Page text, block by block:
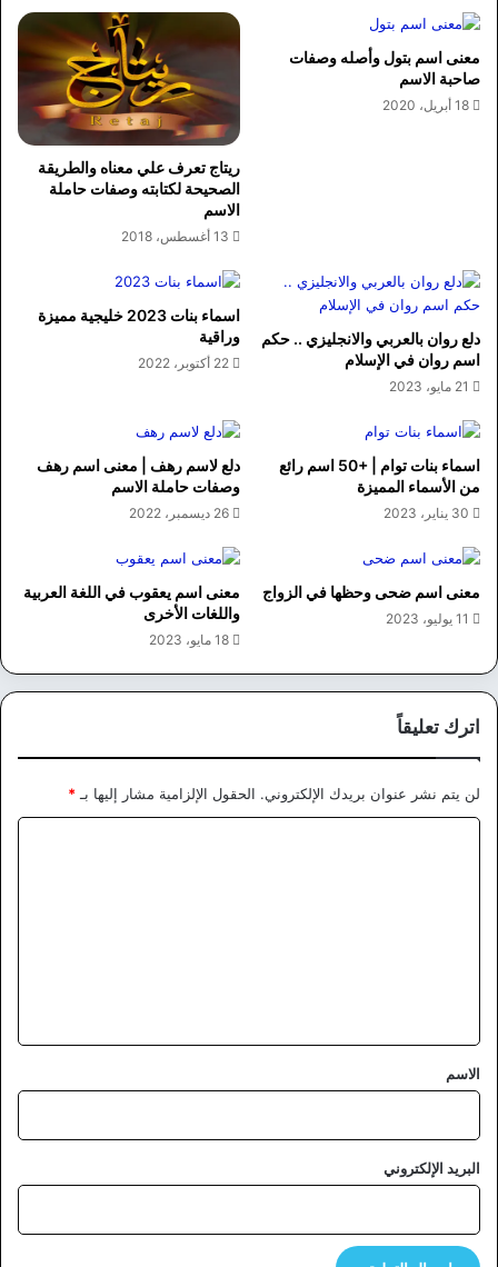
معنى اسم بتول وأصله وصفات
صاحبة الاسم
18 أبريل، 2020
ريتاج تعرف علي معناه والطريقة
الصحيحة لكتابته وصفات حاملة
الاسم
13 أغسطس، 2018
دلع روان بالعربي والانجليزي .. حكم
اسم روان في الإسلام
21 مايو، 2023
اسماء بنات 2023 خليجية مميزة
وراقية
22 أكتوبر، 2022
اسماء بنات توام | +50 اسم رائع
من الأسماء المميزة
30 يناير، 2023
دلع لاسم رهف | معنى اسم رهف
وصفات حاملة الاسم
26 ديسمبر، 2022
معنى اسم ضحى وحظها في الزواج
11 يوليو، 2023
معنى اسم يعقوب في اللغة العربية
واللغات الأخرى
18 مايو، 2023
اترك تعليقاً
لن يتم نشر عنوان بريدك الإلكتروني. الحقول الإلزامية مشار إليها بـ *
*
الاسم
البريد الإلكتروني